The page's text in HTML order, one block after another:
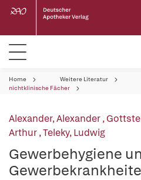
Home Weitere Literatur
nichtklinische Fächer
Alexander, Alexander,
Arthur,Teleky, Ludwig
Gewerbehygiene